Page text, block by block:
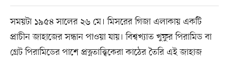
সময়টা ১৯৫৪ সালের ২৬ মে। মিসরের গিজা এলাকায় একটি
প্রাচীন জাহাজের সন্ধান পাওয়া যায়। বিশ্বখ্যাত খুফুর পিরামিড বা
গ্রেট পিরামিডের পাশে প্রত্নতাত্ত্বিকেরা কাঠের তৈরি এই জাহাজ